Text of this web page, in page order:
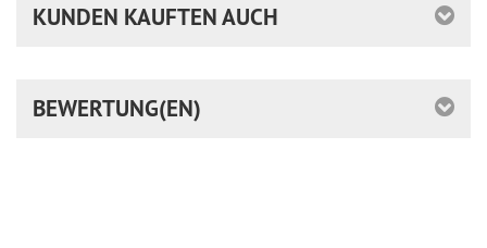
KUNDEN KAUFTEN AUCH
BEWERTUNG(EN)